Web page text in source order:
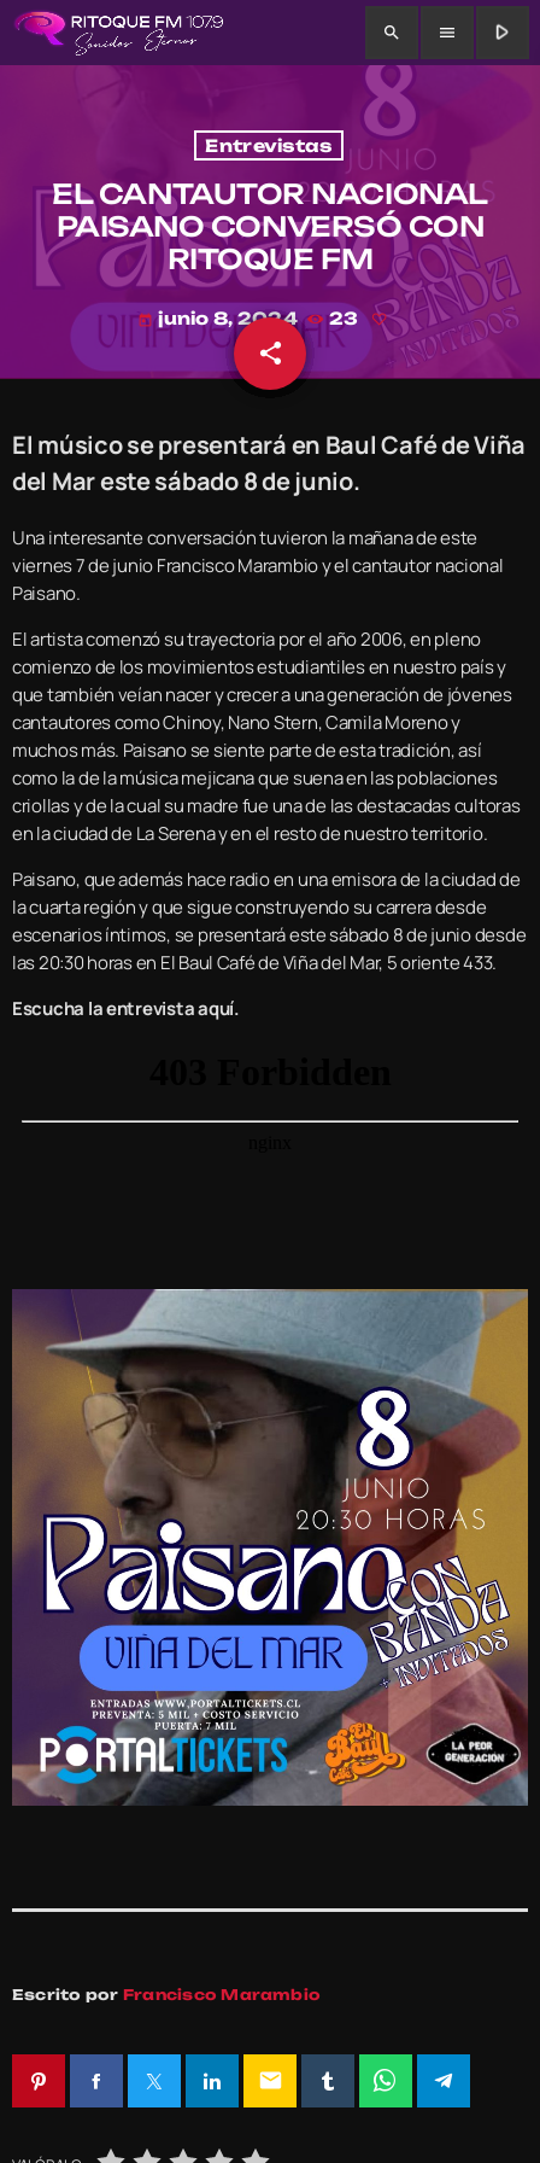
search menu play_arrow
Entrevistas
EL CANTAUTOR NACIONAL
PAISANO CONVERSÓ CON
RITOQUE FM
today junio 8, 2024 23
share
email
El músico se presentará en Baul Café de Viña
del Mar este sábado 8 de junio.
Una interesante conversación tuvieron la mañana de este
viernes 7 de junio Francisco Marambio y el cantautor nacional
Paisano.
El artista comenzó su trayectoria por el año 2006, en pleno
comienzo de los movimientos estudiantiles en nuestro país y
que también veían nacer y crecer a una generación de jóvenes
cantautores como Chinoy, Nano Stern, Camila Moreno y
muchos más. Paisano se siente parte de esta tradición, así
como la de la música mejicana que suena en las poblaciones
criollas y de la cual su madre fue una de las destacadas cultoras
en la ciudad de La Serena y en el resto de nuestro territorio.
Paisano, que además hace radio en una emisora de la ciudad de
la cuarta región y que sigue construyendo su carrera desde
escenarios íntimos, se presentará este sábado 8 de junio desde
las 20:30 horas en El Baul Café de Viña del Mar, 5 oriente 433.
Escucha la entrevista aquí.
Escrito por Francisco Marambio
email